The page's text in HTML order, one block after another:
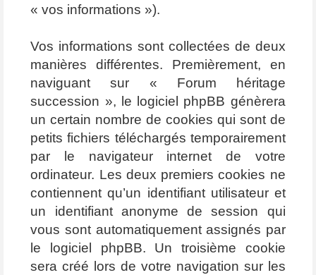
« vos informations »).
Vos informations sont collectées de deux
manières différentes. Premièrement, en
naviguant sur « Forum héritage
succession », le logiciel phpBB génèrera
un certain nombre de cookies qui sont de
petits fichiers téléchargés temporairement
par le navigateur internet de votre
ordinateur. Les deux premiers cookies ne
contiennent qu’un identifiant utilisateur et
un identifiant anonyme de session qui
vous sont automatiquement assignés par
le logiciel phpBB. Un troisième cookie
sera créé lors de votre navigation sur les